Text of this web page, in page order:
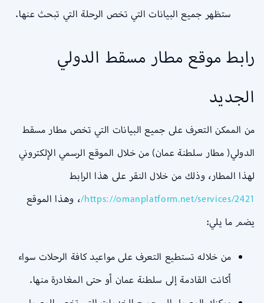
ستظهر جميع البيانات التي تخص الرحلة التي تبحث عنها.
رابط موقع مطار مسقط الدولي
الجديد
من الممكن التعرف على جميع البيانات التي تخص مطار مسقط
الدولي( مطار سلطنة عمان) من خلال الموقع الرسمي الإلكتروني
لهذا المطار، وذلك من خلال النقر على هذا الرابط
https://omanplatform.net/services/2421/ ، وهذا الموقع
يضم ما يلي:
من خلاله تستطيع التعرف على مواعيد كافة الرحلات سواء
أكانت القادمة إلى سلطنة عمان أو حتى المغادرة منها.